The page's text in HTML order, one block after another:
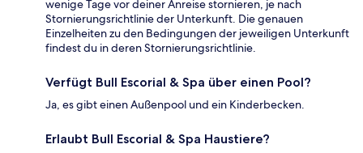
wenige Tage vor deiner Anreise stornieren, je nach
Stornierungsrichtlinie der Unterkunft. Die genauen
Einzelheiten zu den Bedingungen der jeweiligen Unterkunft
findest du in deren Stornierungsrichtlinie.
Verfügt Bull Escorial & Spa über einen Pool?
Ja, es gibt einen Außenpool und ein Kinderbecken.
Erlaubt Bull Escorial & Spa Haustiere?